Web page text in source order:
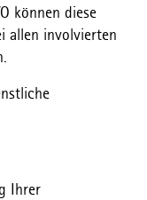
können diese
allen involvierten
Ihrer